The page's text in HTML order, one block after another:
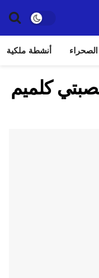
الصحراء أنشطة ملكية
كلميم